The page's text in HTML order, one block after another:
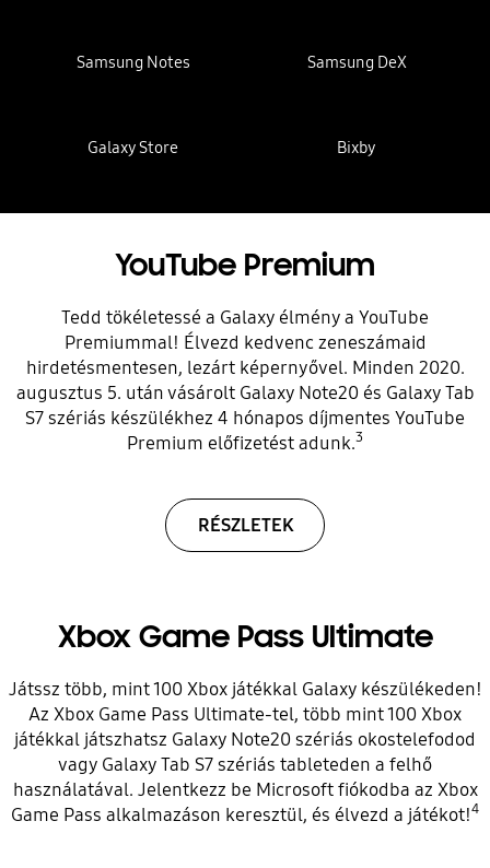
Samsung Notes Samsung DeX
Galaxy Store Bixby
YouTube Premium
Tedd tökéletessé a Galaxy élmény a YouTube
Premiummal! Élvezd kedvenc zeneszámaid
hirdetésmentesen, lezárt képernyővel. Minden 2020.
augusztus 5. után vásárolt Galaxy Note20 és Galaxy Tab
S7 szériás készülékhez 4 hónapos díjmentes YouTube
Premium előfizetést adunk.3
RÉSZLETEK
Xbox Game Pass Ultimate
Játssz több, mint 100 Xbox játékkal Galaxy készülékeden!
Az Xbox Game Pass Ultimate-tel, több mint 100 Xbox
játékkal játszhatsz Galaxy Note20 szériás okostelefodod
vagy Galaxy Tab S7 szériás tableteden a felhő
használatával. Jelentkezz be Microsoft fiókodba az Xbox
Game Pass alkalmazáson keresztül, és élvezd a játékot!4